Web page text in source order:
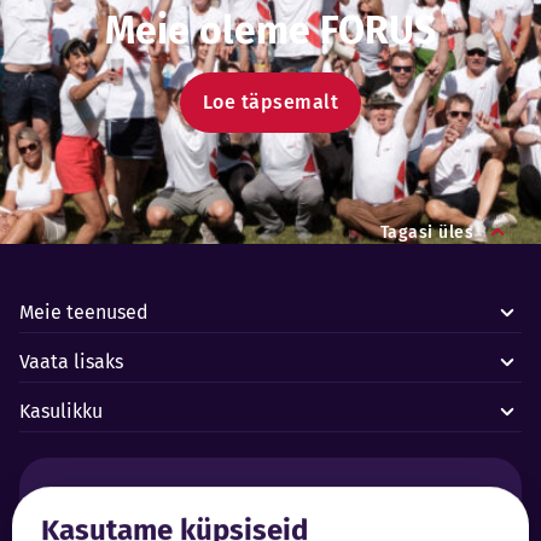
Kasutame küpsiseid
Meie oleme FORUS
Loe täpsemalt
Tagasi üles
Meie teenused
Vaata lisaks
Kasulikku